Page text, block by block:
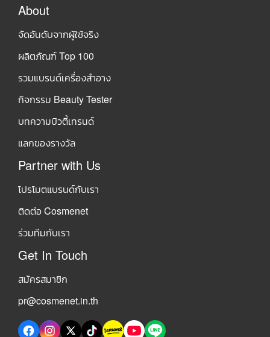
About
จัดอันดับจากผู้ใช้จริง
ผลิตภัณฑ์ Top 100
รวมแบรนด์เครื่องสำอาง
กิจกรรม Beauty Tester
บทความบิวตี้เทรนด์
แลกของรางวัล
Partner with Us
โปรโมตแบรนด์กับเรา
ติดต่อ Cosmenet
ร่วมทีมกับเรา
Get In Touch
สมัครสมาชิก
pr@cosmenet.in.th